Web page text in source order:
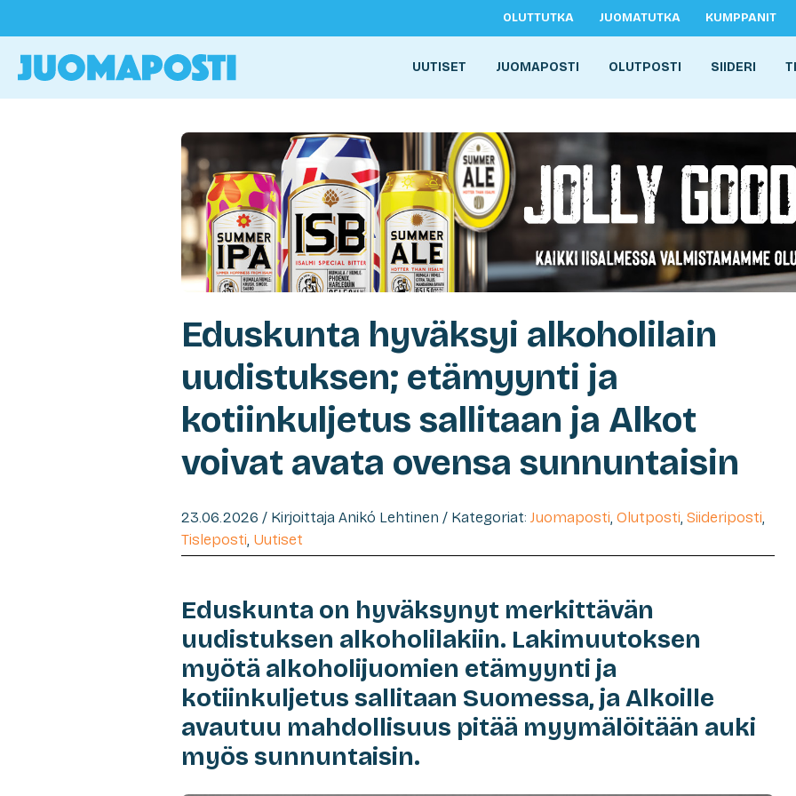
OLUTTUTKA JUOMATUTKA KUMPPANIT
UUTISET JUOMAPOSTI OLUTPOSTI SIIDERI
Eduskunta hyväksyi alkoholilain
uudistuksen; etämyynti ja
kotiinkuljetus sallitaan ja Alkot
voivat avata ovensa sunnuntaisin
23.06.2026 / Kirjoittaja Anikó Lehtinen / Kategoriat: Juomaposti, Olutposti, Siideriposti,
Tisleposti, Uutiset
Eduskunta on hyväksynyt merkittävän
uudistuksen alkoholilakiin. Lakimuutoksen
myötä alkoholijuomien etämyynti ja
kotiinkuljetus sallitaan Suomessa, ja Alkoille
avautuu mahdollisuus pitää myymälöitään auki
myös sunnuntaisin.